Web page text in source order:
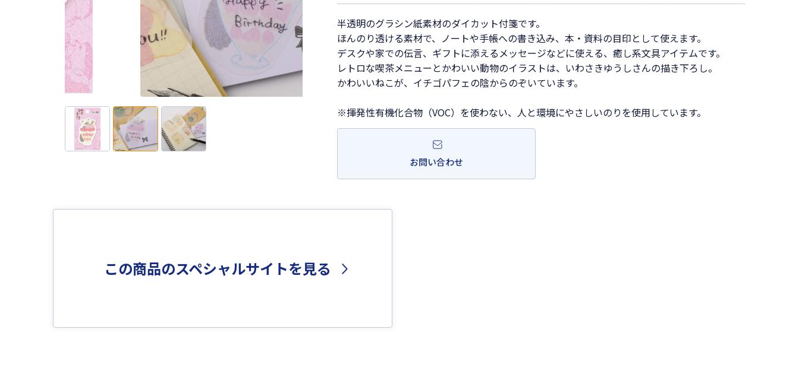
半透明のグラシン紙素材のダイカット付箋です。
ほんのり透ける素材で、ノートや手帳への書き込み、本・資料の目印として使えます。
デスクや家での伝言、ギフトに添えるメッセージなどに使える、癒し系文具アイテムです。
レトロな喫茶メニューとかわいい動物のイラストは、いわさきゆうしさんの描き下ろし。
かわいいねこが、イチゴパフェの陰からのぞいています。
※揮発性有機化合物（VOC）を使わない、人と環境にやさしいのりを使用しています。
お問い合わせ
この商品のスペシャルサイトを見る